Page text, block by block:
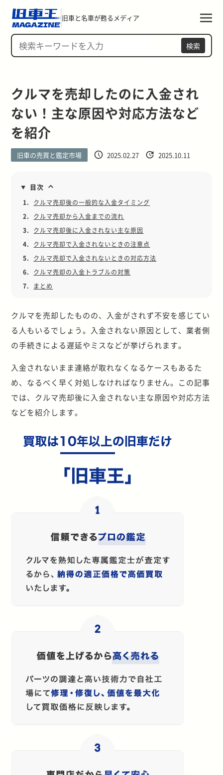
旧車と名車が甦るメディア
検索
クルマを売却したのに入金され
ない！主な原因や対応方法など
を紹介
旧車の売買と鑑定市場 2025.02.27 2025.10.11
目次
1.
クルマ売却後の一般的な入金タイミング
2.
クルマ売却から入金までの流れ
3.
クルマ売却後に入金されない主な原因
4.
クルマ売却で入金されないときの注意点
5.
クルマ売却で入金されないときの対応方法
6.
クルマ売却の入金トラブルの対策
7.
まとめ
クルマを売却したものの、入金がされず不安を感じてい
る人もいるでしょう。入金されない原因として、業者側
の手続きによる遅延やミスなどが挙げられます。
入金されないまま連絡が取れなくなるケースもあるた
め、なるべく早く対処しなければなりません。この記事
では、クルマ売却後に入金されない主な原因や対応方法
などを紹介します。